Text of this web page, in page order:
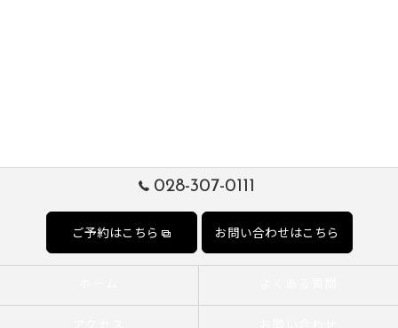
028-307-0111
ご予約はこちら お問い合わせはこちら